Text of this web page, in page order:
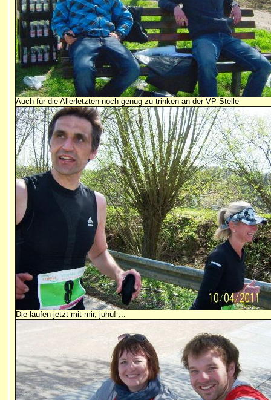
Auch für die Allerletzten noch genug zu trinken an der VP-Stelle
Die laufen jetzt mit mir, juhu! ...